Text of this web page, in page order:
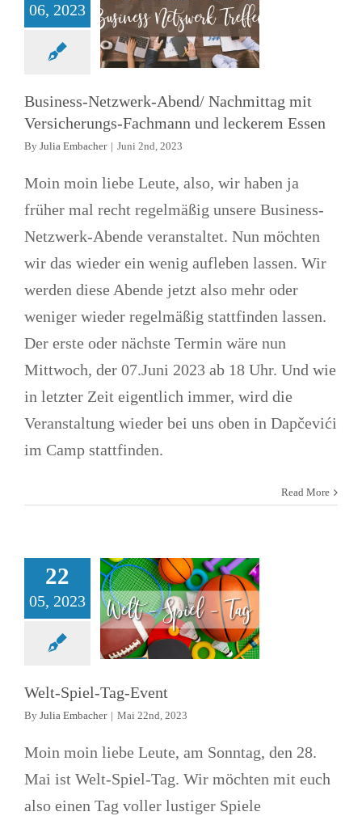
06, 2023
leckerem Essen
Allgemein Arbeit und Jobs
Firmen(-gründung) News
Business-Netzwerk-Abend/ Nachmittag mit
Versicherungs-Fachmann und leckerem Essen
By Julia Embacher | Juni 2nd, 2023
Moin moin liebe Leute, also, wir haben ja
früher mal recht regelmäßig unsere Business-
Netzwerk-Abende veranstaltet. Nun möchten
wir das wieder ein wenig aufleben lassen. Wir
werden diese Abende jetzt also mehr oder
weniger wieder regelmäßig stattfinden lassen.
Der erste oder nächste Termin wäre nun
Mittwoch, der 07.Juni 2023 ab 18 Uhr. Und wie
in letzter Zeit eigentlich immer, wird die
Veranstaltung wieder bei uns oben in Dapčevići
im Camp stattfinden.
Read More
22
05, 2023
News Treffen
Welt-Spiel-Tag-Event
By Julia Embacher | Mai 22nd, 2023
Moin moin liebe Leute, am Sonntag, den 28.
Mai ist Welt-Spiel-Tag. Wir möchten mit euch
also einen Tag voller lustiger Spiele